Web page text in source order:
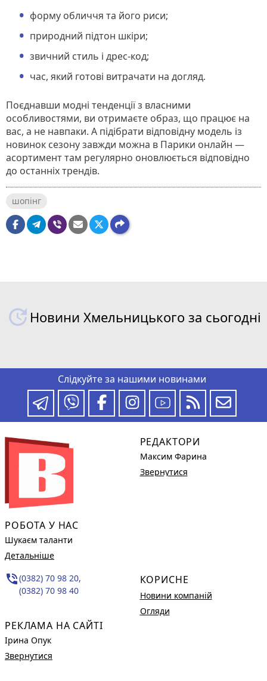
форму обличчя та його риси;
природний підтон шкіри;
звичний стиль і дрес-код;
час, який готові витрачати на догляд.
Поєднавши модні тенденції з власними
особливостями, ви отримаєте образ, що працює на
вас, а не навпаки. А підібрати відповідну модель із
новинок сезону завжди можна в Парики онлайн —
асортимент там регулярно оновлюється відповідно
до останніх трендів.
шопінг
Новини Хмельницького за сьогодні
Слідкуйте за нашими новинами
РОБОТА У НАС
Шукаєм таланти
Детальніше
phone_in_talk(0382) 70 98 20,
(0382) 70 98 40
РЕКЛАМА НА САЙТІ
Ірина Опук
Звернутися
РЕДАКТОРИ
Максим Фарина
Звернутися
КОРИСНЕ
Новини компаній
Огляди